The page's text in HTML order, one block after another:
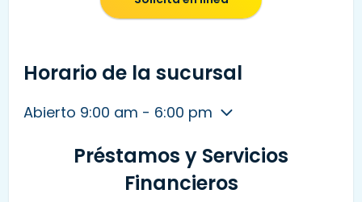
Horario de la sucursal
Abierto 9:00 am - 6:00 pm
Préstamos y Servicios
Financieros